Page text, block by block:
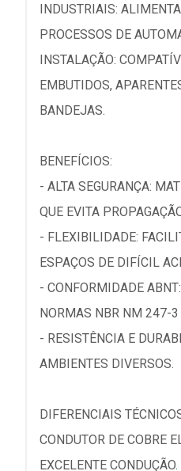
INDUSTRIAIS:
PROCESSOS DE
INSTALAÇÃO:
EMBUTIDOS,
BANDEJAS.
BENEFÍCIOS:
- ALTA SEGURANÇA:
QUE EVITA
- FLEXIBILIDADE:
ESPAÇOS DE DIFÍCIL
- CONFORMIDADE
NORMAS NBR NM 247-
- RESISTÊNCIA E
AMBIENTES DIVERSOS.
DIFERENCIAIS
CONDUTOR DE COBRE
EXCELENTE CONDUÇÃO.